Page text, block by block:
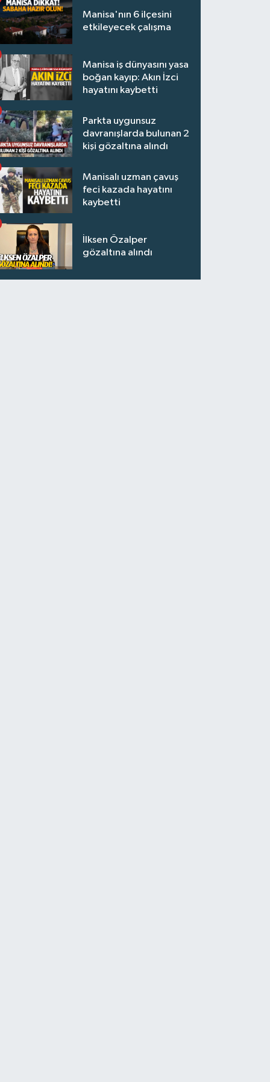
Manisa'nın 6 ilçesini
etkileyecek çalışma
Manisa iş dünyasını yasa
boğan kayıp: Akın İzci
hayatını kaybetti
Parkta uygunsuz
davranışlarda bulunan 2
kişi gözaltına alındı
Manisalı uzman çavuş
feci kazada hayatını
kaybetti
İlksen Özalper
gözaltına alındı